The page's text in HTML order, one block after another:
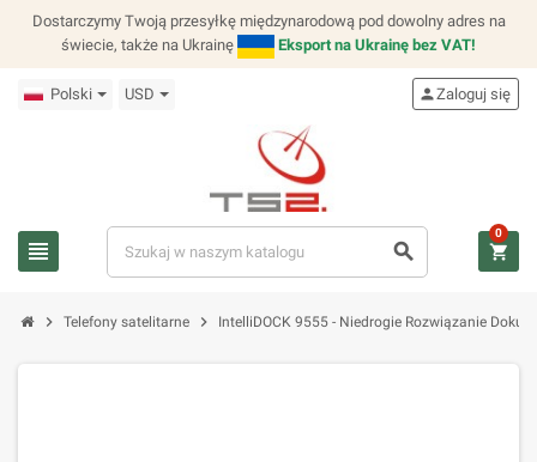
Dostarczymy Twoją przesyłkę międzynarodową pod dowolny adres na
świecie, także na Ukrainę
Eksport na Ukrainę bez VAT!
Polski USD
view_headline search
personZaloguj się
shopping_cart
0
chevron_right Telefony satelitarne chevron_right IntelliDOCK 9555 - Niedrogie Rozwiązanie